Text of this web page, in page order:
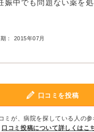
中でも問題ない薬を
： 2015年07月
口コミを投稿
ミが、病院を探している人の参
口コミ投稿について詳しくはこ